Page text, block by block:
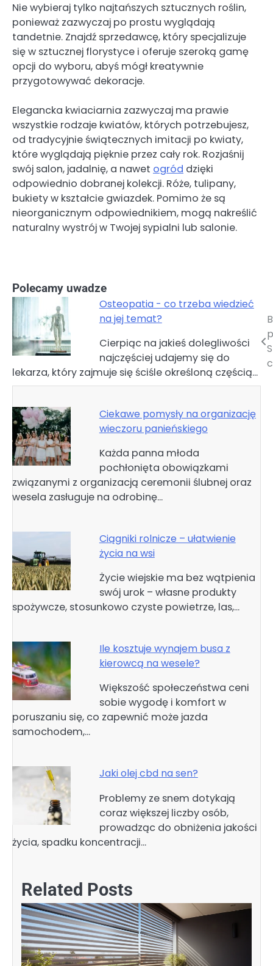
Nie wybieraj tylko najtańszych sztucznych roślin,
ponieważ zazwyczaj po prostu wyglądają
tandetnie. Znajdź sprzedawcę, który specjalizuje
się w sztucznej florystyce i oferuje szeroką gamę
opcji do wyboru, abyś mógł kreatywnie
przygotowywać dekoracje.
Elegancka kwiaciarnia zazwyczaj ma prawie
wszystkie rodzaje kwiatów, których potrzebujesz,
od tradycyjnie świątecznych imitacji po kwiaty,
które wyglądają pięknie przez cały rok. Rozjaśnij
swój salon, jadalnię, a nawet ogród dzięki
odpowiednio dobranej kolekcji. Róże, tulipany,
bukiety w kształcie gwiazdek. Pomimo że są
nieorganicznym odpowiednikiem, mogą nakreślić
naturalny wystrój w Twojej sypialni lub salonie.
Polecamy uwadze
Osteopatia - co trzeba wiedzieć
na jej temat?
Cierpiąc na jakieś dolegliwości
najczęściej udajemy się do
lekarza, który zajmuje się ściśle określoną częścią…
Ciekawe pomysły na organizację
wieczoru panieńskiego
Każda panna młoda
pochłonięta obowiązkami
związanymi z organizacją ceremonii ślubnej oraz
wesela zasługuje na odrobinę…
Ciągniki rolnicze – ułatwienie
życia na wsi
Życie wiejskie ma bez wątpienia
swój urok – własne produkty
spożywcze, stosunkowo czyste powietrze, las,…
Ile kosztuje wynajem busa z
kierowcą na wesele?
Większość społeczeństwa ceni
sobie wygodę i komfort w
poruszaniu się, co zapewnić może jazda
samochodem,…
Jaki olej cbd na sen?
Problemy ze snem dotykają
coraz większej liczby osób,
prowadząc do obniżenia jakości
życia, spadku koncentracji…
Nawigacja
wpisu
Related Posts